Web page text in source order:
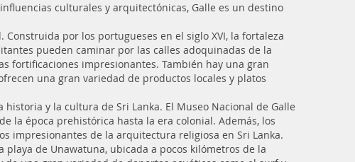
culturales y arquitectónicas, Galle es un destino
por los portugueses en el siglo XVI, la fortaleza
pueden caminar por las calles adoquinadas de la
fortificaciones impresionantes. También hay una gran
una gran variedad de productos locales y platos
y la cultura de Sri Lanka. El Museo Nacional de Galle
la época prehistórica hasta la era colonial. Además, los
impresionantes de la arquitectura religiosa en Sri Lanka.
de Unawatuna, ubicada a pocos kilómetros de la